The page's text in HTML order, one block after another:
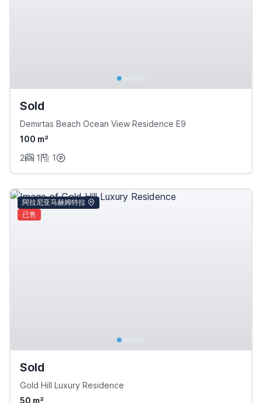
Sold
Demirtas Beach Ocean View Residence E9
100 m²
2
1 1
阿拉尼亚马赫姆特拉
已售
Sold
Gold Hill Luxury Residence
50 m²